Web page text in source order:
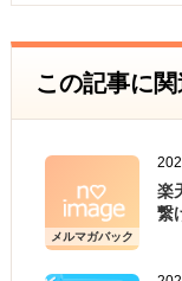
この記事に
メルマガバック
ナンバー
楽
繋